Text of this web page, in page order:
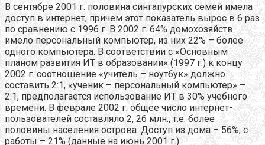
В сентябре 2001 г. половина сингапурских семей имела
доступ в интернет, причем этот показатель вырос в 6 раз
по сравнению с 1996 г. В 2002 г. 64% домохозяйств
имело персональный компьютер, из них 22% – более
одного компьютера. В соответствии с «Основным
планом развития ИТ в образовании» (1997 г.) к концу
2002 г. соотношение «учитель – ноутбук» должно
составить 2:1, «ученик – персональный компьютер» –
2:1, предполагается использование ИТ в 30% учебного
времени. В феврале 2002 г. общее число интернет-
пользователей составляло 2, 26 млн., т.е. более
половины населения острова. Доступ из дома – 56%, с
работы – 21% (данные на июнь 2001 г.).